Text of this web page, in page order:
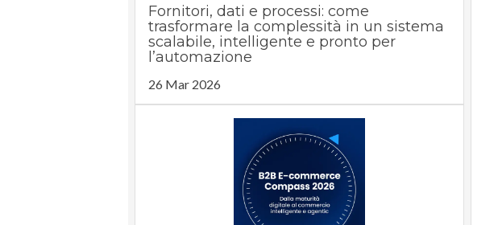
Fornitori, dati e processi: come
trasformare la complessità in un sistema
scalabile, intelligente e pronto per
l’automazione
26 Mar 2026